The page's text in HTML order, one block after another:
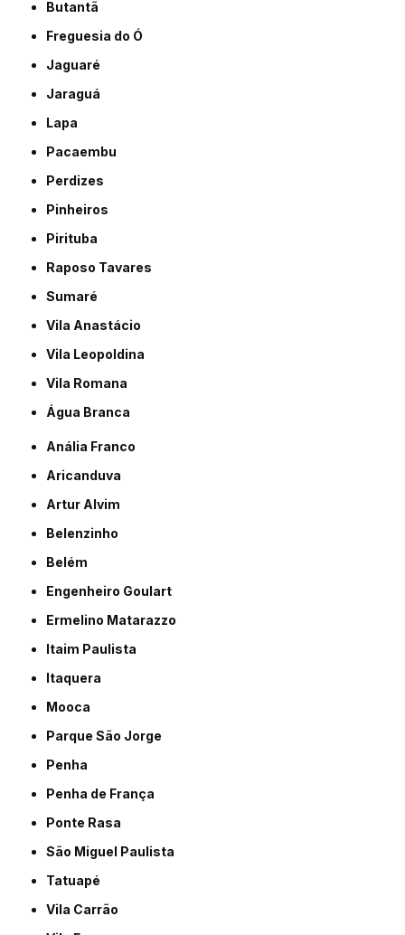
Butantã
Freguesia do Ó
Jaguaré
Jaraguá
Lapa
Pacaembu
Perdizes
Pinheiros
Pirituba
Raposo Tavares
Sumaré
Vila Anastácio
Vila Leopoldina
Vila Romana
Água Branca
Anália Franco
Aricanduva
Artur Alvim
Belenzinho
Belém
Engenheiro Goulart
Ermelino Matarazzo
Itaim Paulista
Itaquera
Mooca
Parque São Jorge
Penha
Penha de França
Ponte Rasa
São Miguel Paulista
Tatuapé
Vila Carrão